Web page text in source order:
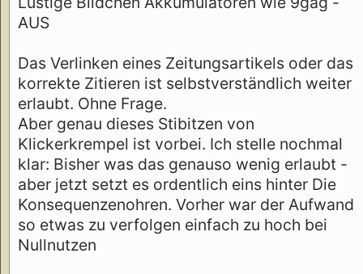
AUS
Das Verlinken eines Zeitungsartikels oder das
korrekte Zitieren ist selbstverständlich weiter
erlaubt. Ohne Frage.
Aber genau dieses Stibitzen von
Klickerkrempel ist vorbei. Ich stelle nochmal
klar: Bisher was das genauso wenig erlaubt -
aber jetzt setzt es ordentlich eins hinter Die
Konsequenzenohren. Vorher war der Aufwand
so etwas zu verfolgen einfach zu hoch bei
Nullnutzen